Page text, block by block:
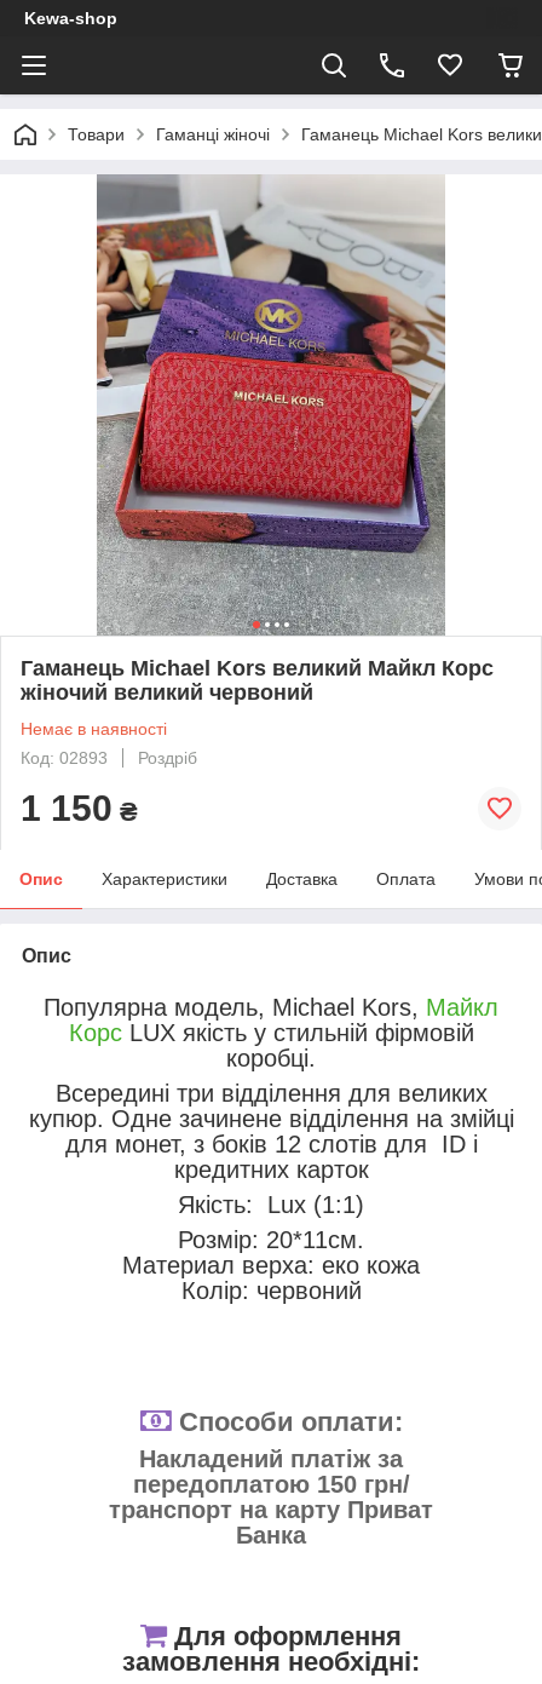
Kewa-shop
Товари Гаманці жіночі Гаманець Michael Kors
Гаманець Michael Kors великий Майкл Корс
жіночий великий червоний
Немає в наявності
Код: 02893
Роздріб
1 150 ₴
Опис Характеристики Доставка Оплата Умови
Опис
Популярна модель, Michael Kors, Майкл
КорсLUX якість у стильній фірмовій
коробці.
Всередині три відділення для великих
купюр. Одне зачинене відділення на змійці
для монет, з боків 12 слотів для ID і
кредитних карток
Якість: Lux (1:1)
Розмір: 20*11см.
Материал верха: еко кожа
Колір: червоний
Способи оплати:
Накладений платіж за
передоплатою 150 грн/
транспорт на карту Приват
Банка
Для оформлення
замовлення необхідні: